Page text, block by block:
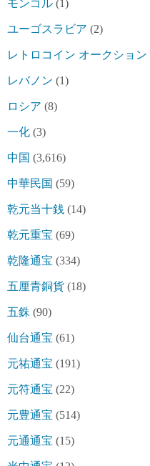
モンゴル (1)
ユーゴスラビア (2)
レトロコイン オークション
レバノン (1)
ロシア (8)
一化 (3)
中国 (3,616)
中華民国 (59)
乾元当十銭 (14)
乾元重宝 (69)
乾隆通宝 (334)
五厘青銅貨 (18)
五銖 (90)
仙台通宝 (61)
元祐通宝 (191)
元符通宝 (22)
元豊通宝 (514)
元通通宝 (15)